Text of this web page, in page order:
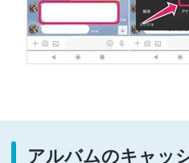
アルバムのキャッ